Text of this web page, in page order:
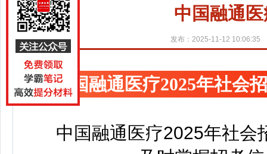
中国融通
发布：2025-11-12 10:06:35
中国融通医疗2025年社会
中国融通医疗2025年社会